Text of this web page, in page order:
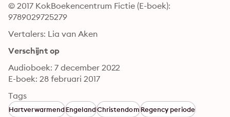
© 2017 KokBoekencentrum Fictie (E-boek):
9789029725279
Vertalers: Lia van Aken
Verschijnt op
Audioboek: 7 december 2022
E-boek: 28 februari 2017
Tags
HartverwarmendEngelandChristendomRegency periode